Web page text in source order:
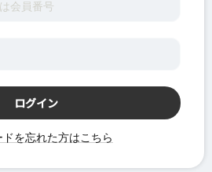
を忘れた方はこちら